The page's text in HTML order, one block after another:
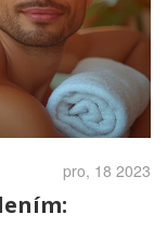
pro, 18 2023